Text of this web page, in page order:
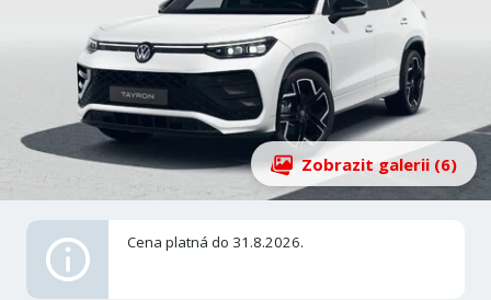
Zobrazit galerii (6)
Cena platná do 31.8.2026.